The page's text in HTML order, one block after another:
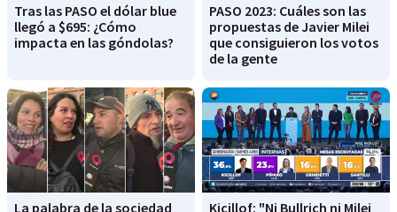
Tras las PASO el dólar blue
llegó a $695: ¿Cómo
impacta en las góndolas?
PASO 2023: Cuáles son las
propuestas de Javier Milei
que consiguieron los votos
de la gente
La palabra de la sociedad Kicillof: "Ni Bullrich ni Milei